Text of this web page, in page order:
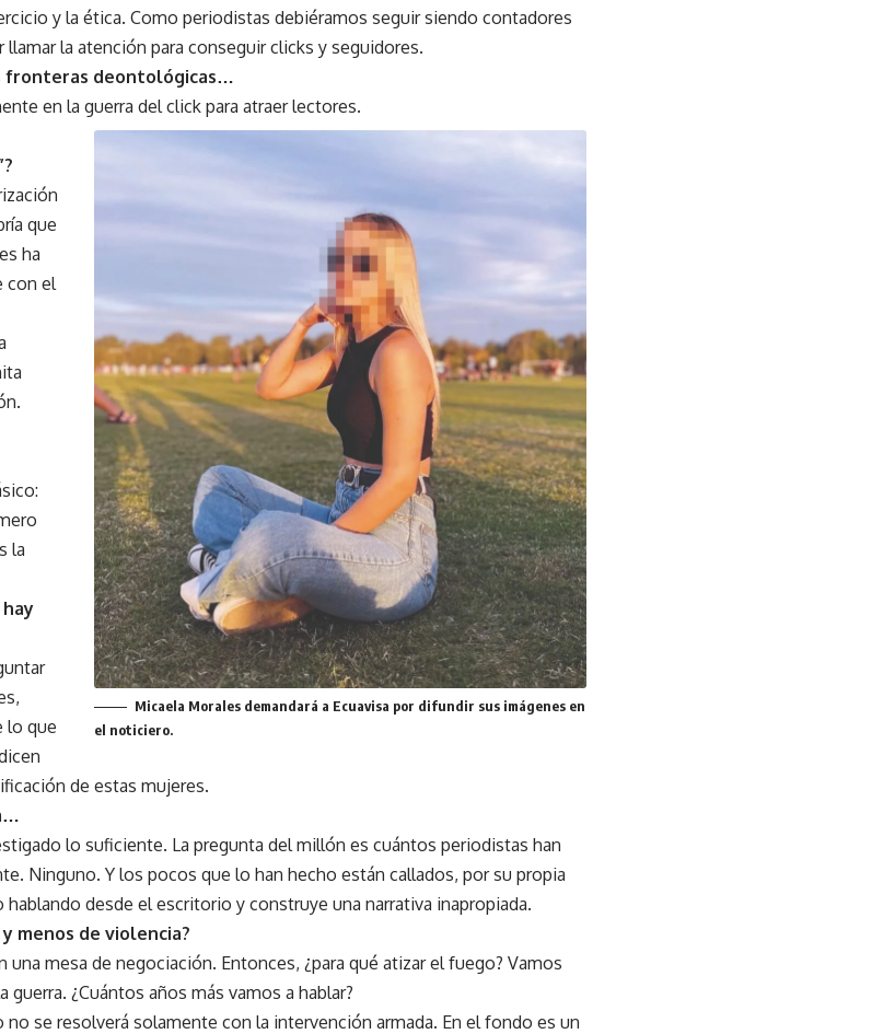
y la ética. Como periodistas debiéramos seguir siendo contadores
llamar la atención para conseguir clicks y seguidores.
fronteras deontológicas…
en la guerra del click para atraer lectores.
Micaela Morales demandará a Ecuavisa por difundir sus imágenes en
el noticiero.
que
ha
con el
la
lo que
de estas mujeres.
lo suficiente. La pregunta del millón es cuántos periodistas han
Ninguno. Y los pocos que lo han hecho están callados, por su propia
hablando desde el escritorio y construye una narrativa inapropiada.
menos de violencia?
una mesa de negociación. Entonces, ¿para qué atizar el fuego? Vamos
guerra. ¿Cuántos años más vamos a hablar?
no se resolverá solamente con la intervención armada. En el fondo es un